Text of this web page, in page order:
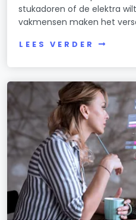
stukadoren of de elektra
vakmensen maken het
LEES VERDER